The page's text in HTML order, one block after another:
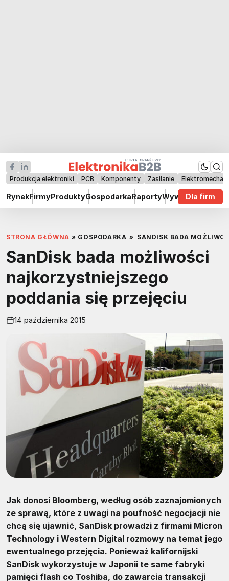
Produkcja elektroniki PCB Komponenty Zasilanie
RynekFirmyProduktyGospodarkaRaportyWywiadyDla firm
STRONA GŁÓWNA » GOSPODARKA » SANDISK BADA
SanDisk bada możliwości
najkorzystniejszego
poddania się przejęciu
14 października 2015
Jak donosi Bloomberg, według osób zaznajomionych
ze sprawą, które z uwagi na poufność negocjacji nie
chcą się ujawnić, SanDisk prowadzi z firmami Micron
Technology i Western Digital rozmowy na temat jego
ewentualnego przejęcia. Ponieważ kalifornijski
SanDisk wykorzystuje w Japonii te same fabryki
pamięci flash co Toshiba, do zawarcia transakcji